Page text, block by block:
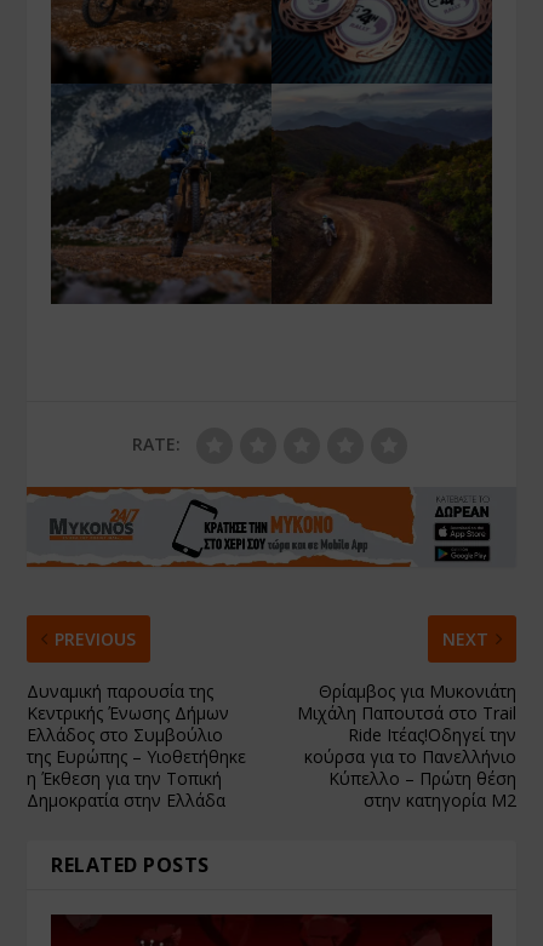
RATE:
PREVIOUS
Δυναμική παρουσία της
Κεντρικής Ένωσης Δήμων
Ελλάδος στο Συμβούλιο
της Ευρώπης – Υιοθετήθηκε
η Έκθεση για την Τοπική
Δημοκρατία στην Ελλάδα
NEXT
Θρίαμβος για Μυκονιάτη
Μιχάλη Παπουτσά στο Trail
Ride Ιτέας!Οδηγεί την
κούρσα για το Πανελλήνιο
Κύπελλο – Πρώτη θέση
στην κατηγορία Μ2
RELATED POSTS